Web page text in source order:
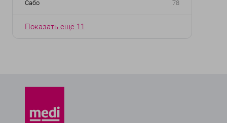
Сабо 78
Показать ещё 11